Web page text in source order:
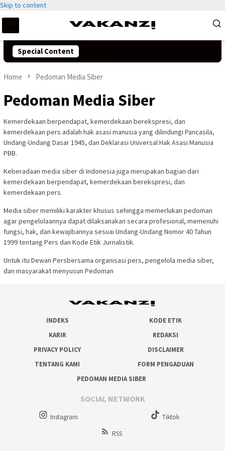
Skip to content
Special Content
Home Pedoman Media Siber
Pedoman Media Siber
Kemerdekaan berpendapat, kemerdekaan berekspresi, dan
kemerdekaan pers adalah hak asasi manusia yang dilindungi Pancasila,
Undang-Undang Dasar 1945, dan Deklarasi Universal Hak Asasi Manusia
PBB.
Keberadaan media siber di Indonesia juga merupakan bagian dari
kemerdekaan berpendapat, kemerdekaan berekspresi, dan
kemerdekaan pers.
Media siber memiliki karakter khusus sehingga memerlukan pedoman
agar pengelolaannya dapat dilaksanakan secara profesional, memenuhi
fungsi, hak, dan kewajibannya sesuai Undang-Undang Nomor 40 Tahun
1999 tentang Pers dan Kode Etik Jurnalistik.
Untuk itu Dewan Persbersama organisasi pers, pengelola media siber,
dan masyarakat menyusun Pedoman
INDEKS
KODE ETIK
KARIR
REDAKSI
PRIVACY POLICY
DISCLAIMER
TENTANG KAMI
FORM PENGADUAN
PEDOMAN MEDIA SIBER
SOCIAL NETWORK
Instagram
Tiktok
RSS